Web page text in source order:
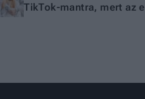
TikTok-mantra, mert az